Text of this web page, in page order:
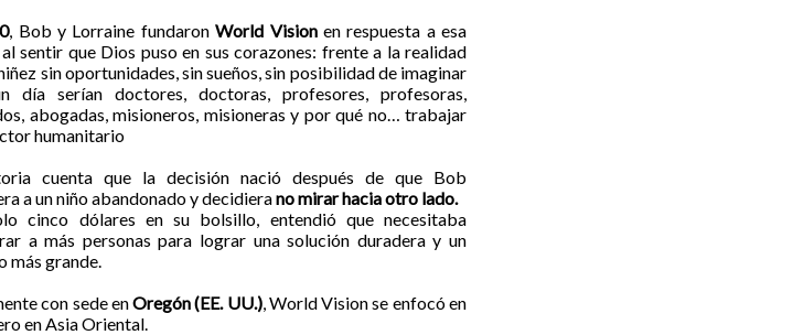
, Bob y Lorraine fundaronWorld Visionen respuesta a esa
sentir que Dios puso en sus corazones: frente a la realidad
sin oportunidades, sin sueños, sin posibilidad de imaginar
día serían doctores, doctoras, profesores, profesoras,
abogadas, misioneros, misioneras y por qué no… trabajar
humanitario
cuenta que la decisión nació después de que Bob
a un niño abandonado y decidierano mirar hacia otro lado.
cinco dólares en su bolsillo, entendió que necesitaba
a más personas para lograr una solución duradera y un
más grande.
con sede enOregón (EE. UU.), World Vision se enfocó en
en Asia Oriental.